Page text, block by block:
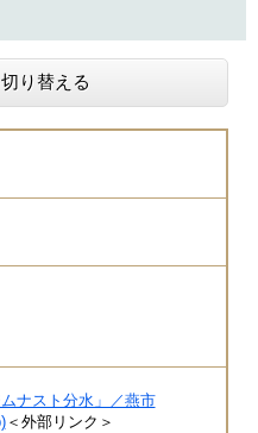
り替える
ナスト分水」／燕市
＜外部リンク＞